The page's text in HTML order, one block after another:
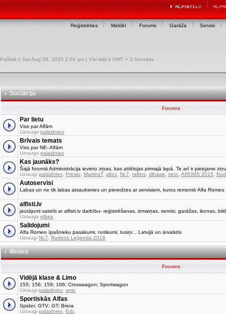
Reģistrēties Meklēt Forums Garāža Servisi
Pašlaik ir Sat Aug 08, 2026 2:04 am | Visi laiki ir GMT + 3 Stundas
Sociācija
Forums
Par lietu
Viss par Alfām
Uzraugs palaidniex
Brīvais temats
Viss par NE- Alfām
Uzraugs palaidniex
Kas jaunāks?
Šajā forumā Administrācija ievieto ziņas, kas attēlojas pirmajā lapā. Te arī ir pieejams
Uzraugi palaidniex Presto MartinsT, altez Nr.7 ralfins dlhawk riexc AROMS 2015
Autoservisi
Labas un ne tik labas atsauksmes un pieredzes ar servisiem, kuros remontē Alfa Romeo
alfisti.lv
jautājumi saistīti ar alfisti.lv darbību- reģistrēšanas, izmaiņas, servisi, garāžas, ikonas,
Uzraugs elbee
Salidojumi
Alfa Romeo īpašnieku pasākumi, notikumi, tusiņi... Latvijā un ārvalstīs
Uzraugi Nr.7 Rudens Leģenda 2016
Modeļi
Forums
Vidējā klase & Limo
155; 156; 159; 166; Crosswagon; Sportwagon
Uzraugi palaidniex smic
Sportiskās Alfas
Spider; GTV; GT; Brera
Uzraugi palaidniex Edc